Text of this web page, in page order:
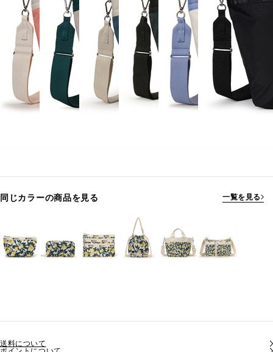
同じカラーの商品を見る 一覧を見る
送料について